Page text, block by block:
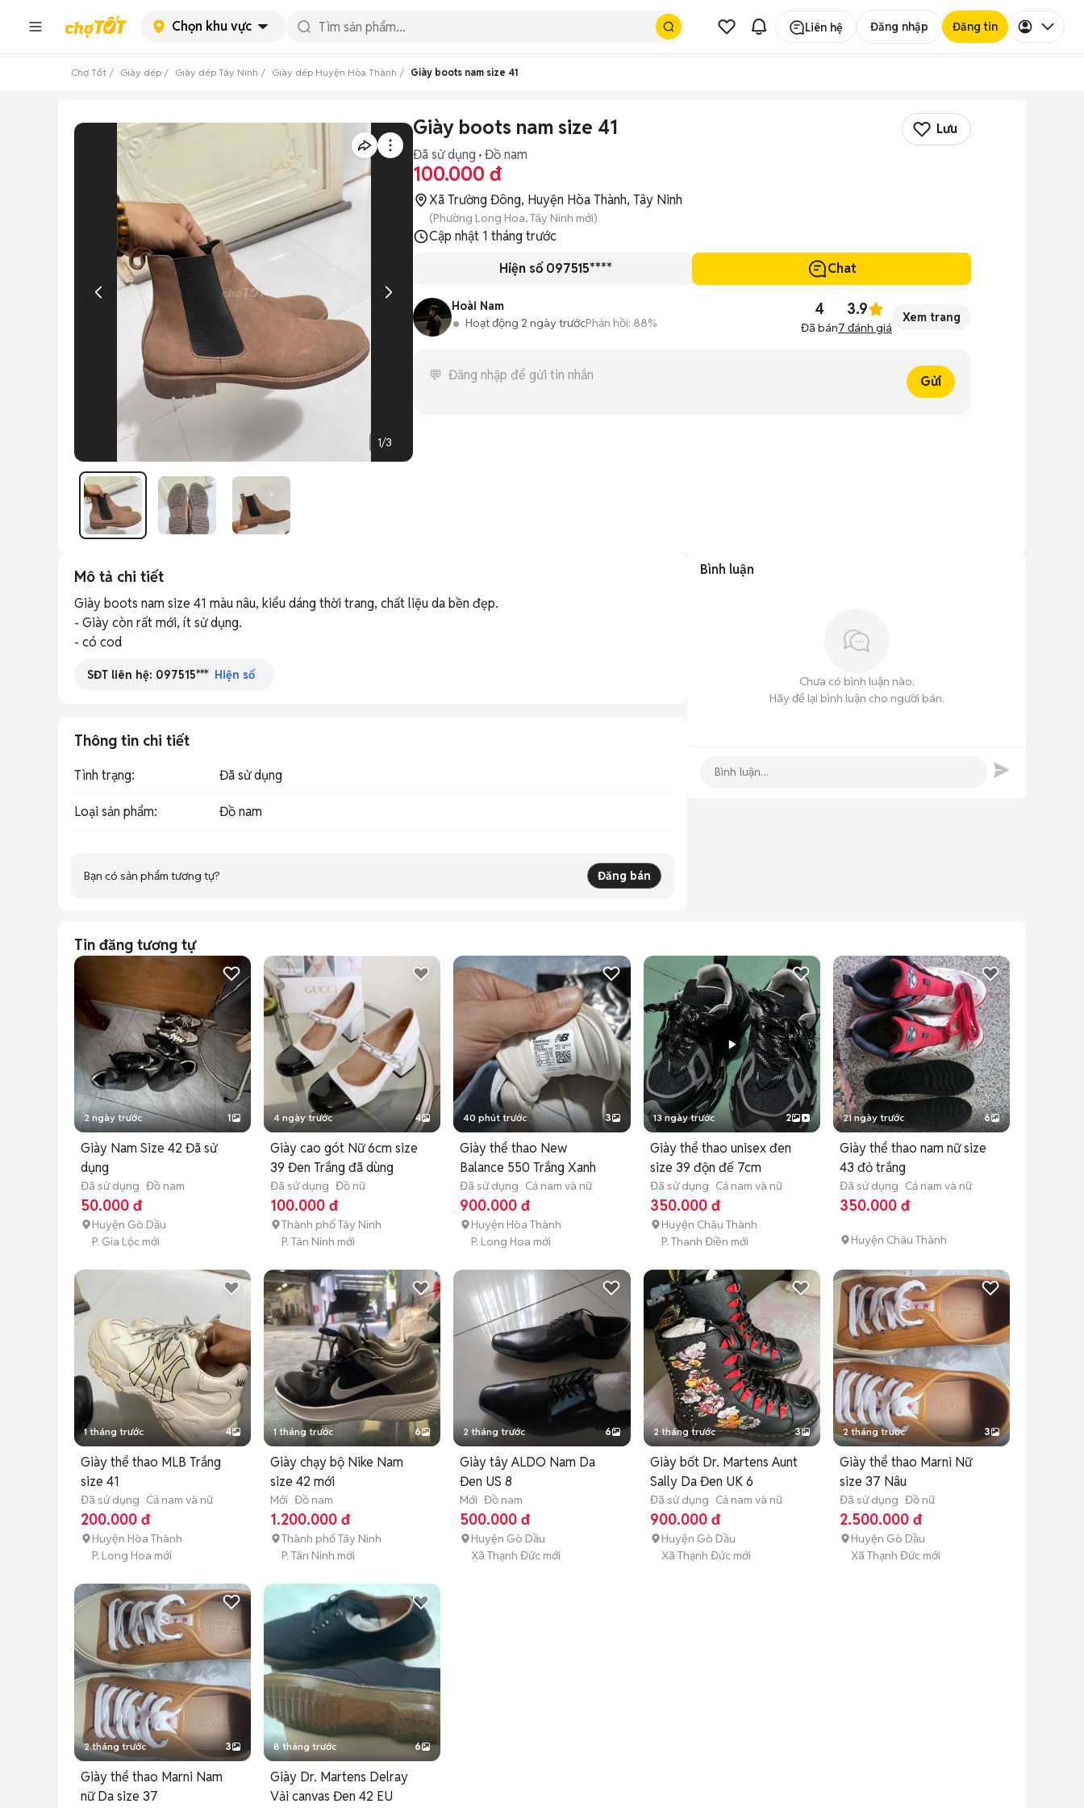
Chọn khu vực Liên hệ Đăng nhập Đăng tin
Chợ Tốt Giày dép Giày dép Tây Ninh Giày dép Huyện Hòa Thành Giày boots nam size 41
1/3
Giày boots nam size 41
Lưu
Đã sử dụng Đồ nam
100.000 đ
Xã Trường Đông, Huyện Hòa Thành, Tây Ninh
(Phường Long Hoa, Tây Ninh mới)
Cập nhật 1 tháng trước
Hiện số 097515****
Chat
Hoài Nam
Hoạt động 2 ngày trướcPhản hồi: 88%
4
Đã bán
3.9
7 đánh giá
Xem trang
Gửi
Mô tả chi tiết
Giày boots nam size 41 màu nâu, kiểu dáng thời trang, chất liệu da bền đẹp.
- Giày còn rất mới, ít sử dụng.
- có cod
SĐT liên hệ: 097515*** Hiện số
Thông tin chi tiết
Tình trạng: Đã sử dụng
Loại sản phẩm: Đồ nam
Bạn có sản phẩm tương tự? Đăng bán
Bình luận
Chưa có bình luận nào.
Hãy để lại bình luận cho người bán.
Tin đăng tương tự
2 ngày trước 1
Giày Nam Size 42 Đã sử
dụng
Đã sử dụng Đồ nam
50.000 đ
Huyện Gò Dầu
P. Gia Lộc mới
4 ngày trước 4
Giày cao gót Nữ 6cm size
39 Đen Trắng đã dùng
Đã sử dụng Đồ nữ
100.000 đ
Thành phố Tây Ninh
P. Tân Ninh mới
40 phút trước 3
Giày thể thao New
Balance 550 Trắng Xanh
Đã sử dụng Cả nam và nữ
900.000 đ
Huyện Hòa Thành
P. Long Hoa mới
13 ngày trước 2
Giày thể thao unisex đen
size 39 độn đế 7cm
Đã sử dụng Cả nam và nữ
350.000 đ
Huyện Châu Thành
P. Thanh Điền mới
21 ngày trước 6
Giày thể thao nam nữ size
43 đỏ trắng
Đã sử dụng Cả nam và nữ
350.000 đ
Huyện Châu Thành
1 tháng trước 4
Giày thể thao MLB Trắng
size 41
Đã sử dụng Cả nam và nữ
200.000 đ
Huyện Hòa Thành
P. Long Hoa mới
1 tháng trước 6
Giày chạy bộ Nike Nam
size 42 mới
Mới Đồ nam
1.200.000 đ
Thành phố Tây Ninh
P. Tân Ninh mới
2 tháng trước 6
Giày tây ALDO Nam Da
Đen US 8
Mới Đồ nam
500.000 đ
Huyện Gò Dầu
Xã Thạnh Đức mới
2 tháng trước 3
Giày bốt Dr. Martens Aunt
Sally Da Đen UK 6
Đã sử dụng Cả nam và nữ
900.000 đ
Huyện Gò Dầu
Xã Thạnh Đức mới
2 tháng trước 3
Giày thể thao Marni Nữ
size 37 Nâu
Đã sử dụng Đồ nữ
2.500.000 đ
Huyện Gò Dầu
Xã Thạnh Đức mới
2 tháng trước 3
Giày thể thao Marni Nam
nữ Da size 37
8 tháng trước 6
Giày Dr. Martens Delray
Vải canvas Đen 42 EU